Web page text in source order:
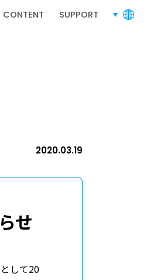
CONTENT SUPPORT 言語切り替
2020.03.19
せ
して20